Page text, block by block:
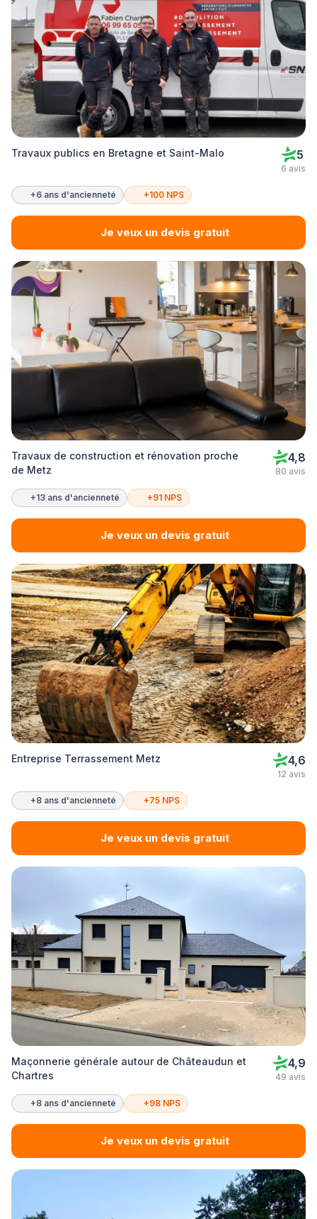
Travaux publics en Bretagne et Saint-Malo 5
6 avis
+6 ans d'ancienneté +100 NPS
Je veux un devis gratuit
Travaux de construction et rénovation proche
de Metz
4,8
80 avis
+13 ans d'ancienneté +91 NPS
Je veux un devis gratuit
Entreprise Terrassement Metz 4,6
12 avis
+8 ans d'ancienneté +75 NPS
Je veux un devis gratuit
Maçonnerie générale autour de Châteaudun et
Chartres
4,9
49 avis
+8 ans d'ancienneté +98 NPS
Je veux un devis gratuit